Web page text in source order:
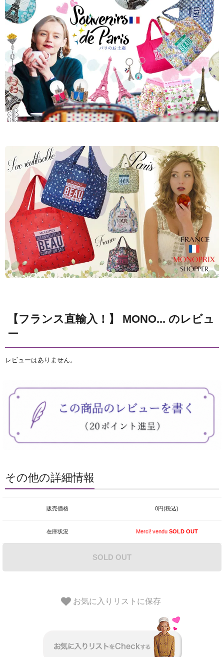
【フランス直輸入！】 MONO... のレビュ
ー
レビューはありません。
その他の詳細情報
販売価格 0円(税込)
在庫状況 Merci! venduSOLD OUT
SOLD OUT
お気に入りリストに保存